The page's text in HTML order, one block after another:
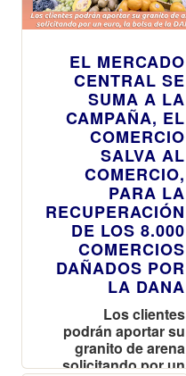
EL MERCADO
CENTRAL SE
SUMA A LA
CAMPAÑA, EL
COMERCIO
SALVA AL
COMERCIO,
PARA LA
RECUPERACIÓN
DE LOS 8.000
COMERCIOS
DAÑADOS POR
LA DANA
Los clientes
podrán aportar su
granito de arena
solicitando por un